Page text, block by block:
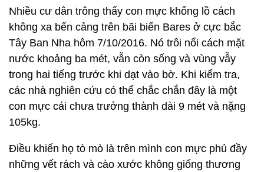
Nhiều cư dân trông thấy con mực khổng lồ cách
không xa bến cảng trên bãi biển Bares ở cực bắc
Tây Ban Nha hôm 7/10/2016. Nó trôi nổi cách mặt
nước khoảng ba mét, vẫn còn sống và vùng vẫy
trong hai tiếng trước khi dạt vào bờ. Khi kiểm tra,
các nhà nghiên cứu có thể chắc chắn đây là một
con mực cái chưa trưởng thành dài 9 mét và nặng
105kg.
Điều khiến họ tò mò là trên mình con mực phủ đầy
những vết rách và cào xước không giống thương